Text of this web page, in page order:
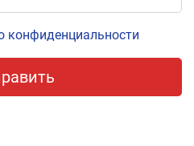
конфиденциальности